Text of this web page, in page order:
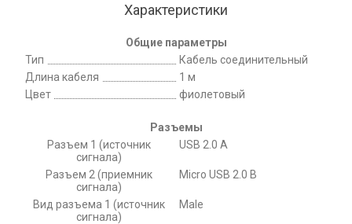
Характеристики
Общие параметры
Тип
Кабель соединительный
Длина кабеля
1 м
Цвет
фиолетовый
Разъемы
Разъем 1 (источник
сигнала)
USB 2.0 A
Разъем 2 (приемник
сигнала)
Micro USB 2.0 B
Вид разъема 1 (источник
сигнала)
Male